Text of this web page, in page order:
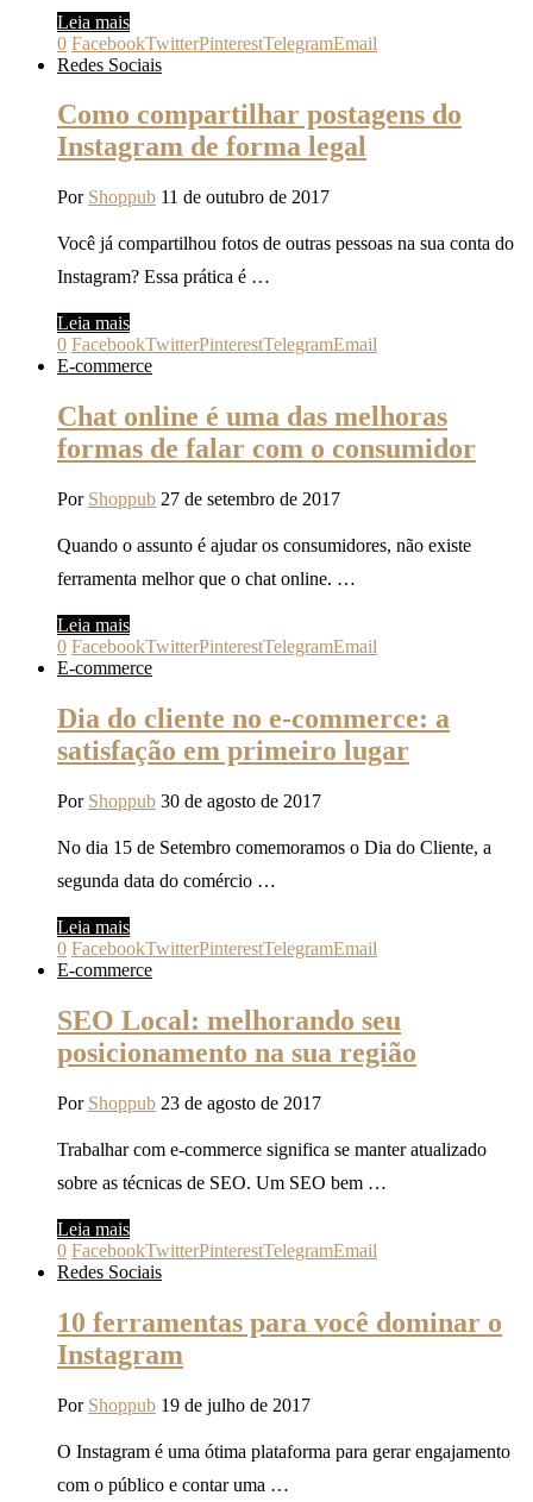
Leia mais
0 FacebookTwitterPinterestTelegramEmail
Redes Sociais
Como compartilhar postagens do
Instagram de forma legal
Por Shoppub 11 de outubro de 2017
Você já compartilhou fotos de outras pessoas na sua conta do
Instagram? Essa prática é …
Leia mais
0 FacebookTwitterPinterestTelegramEmail
E-commerce
Chat online é uma das melhoras
formas de falar com o consumidor
Por Shoppub 27 de setembro de 2017
Quando o assunto é ajudar os consumidores, não existe
ferramenta melhor que o chat online. …
Leia mais
0 FacebookTwitterPinterestTelegramEmail
E-commerce
Dia do cliente no e-commerce: a
satisfação em primeiro lugar
Por Shoppub 30 de agosto de 2017
No dia 15 de Setembro comemoramos o Dia do Cliente, a
segunda data do comércio …
Leia mais
0 FacebookTwitterPinterestTelegramEmail
E-commerce
SEO Local: melhorando seu
posicionamento na sua região
Por Shoppub 23 de agosto de 2017
Trabalhar com e-commerce significa se manter atualizado
sobre as técnicas de SEO. Um SEO bem …
Leia mais
0 FacebookTwitterPinterestTelegramEmail
Redes Sociais
10 ferramentas para você dominar o
Instagram
Por Shoppub 19 de julho de 2017
O Instagram é uma ótima plataforma para gerar engajamento
com o público e contar uma …